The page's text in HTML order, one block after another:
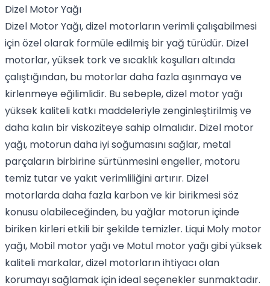
Dizel Motor Yağı
Dizel Motor Yağı, dizel motorların verimli çalışabilmesi
için özel olarak formüle edilmiş bir yağ türüdür. Dizel
motorlar, yüksek tork ve sıcaklık koşulları altında
çalıştığından, bu motorlar daha fazla aşınmaya ve
kirlenmeye eğilimlidir. Bu sebeple,dizel motor yağı
yüksek kaliteli katkı maddeleriyle zenginleştirilmiş ve
daha kalın bir viskoziteye sahip olmalıdır. Dizel motor
yağı, motorun daha iyi soğumasını sağlar, metal
parçaların birbirine sürtünmesini engeller, motoru
temiz tutar ve yakıt verimliliğini artırır. Dizel
motorlarda daha fazla karbon ve kir birikmesi söz
konusu olabileceğinden, bu yağlar motorun içinde
biriken kirleri etkili bir şekilde temizler. Liqui Moly motor
yağı, Mobil motor yağıve Motul motor yağıgibi yüksek
kaliteli markalar, dizel motorların ihtiyacı olan
korumayı sağlamak için ideal seçenekler sunmaktadır.